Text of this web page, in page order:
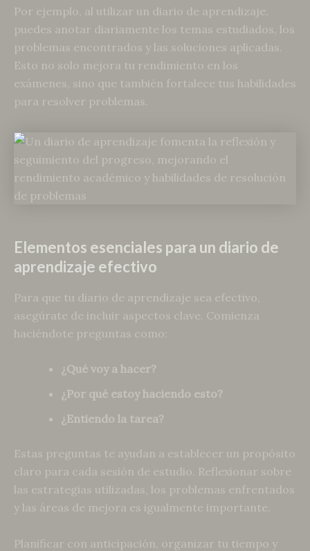
Por ejemplo, al utilizar un diario de aprendizaje,
puedes anotar diariamente los temas estudiados, los
problemas encontrados y las soluciones aplicadas.
Esto no solo mejora tu rendimiento en los
exámenes, sino que también fortalece tus habilidades
para resolver problemas.
Elementos esenciales para un diario de
aprendizaje efectivo
Para que tu diario de aprendizaje sea efectivo,
asegúrate de incluir aspectos clave. Comienza
haciéndote preguntas como:
¿Qué voy a hacer?
¿Por qué estoy haciendo esto?
¿Entiendo la tarea?
Estas preguntas te ayudan a establecer un propósito
claro para cada sesión de estudio. Reflexionar sobre
las estrategias utilizadas, los problemas enfrentados
y las áreas de mejora es igualmente importante.
Planificar con anticipación, organizar tu tiempo y